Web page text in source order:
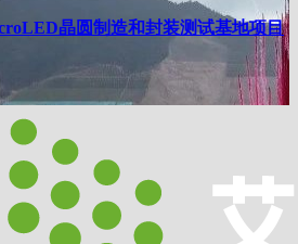
晶圆制造和封装测试基地项目